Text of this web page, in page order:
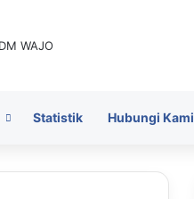
Statistik Hubungi Kami